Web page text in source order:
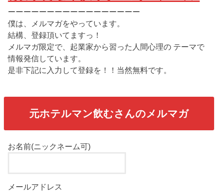
ーーーーーーーーーーーーーーーーー
僕は、メルマガをやっています。
結構、登録頂いてますっ！
メルマガ限定で、起業家から習った人間心理の テーマで
情報発信しています。
是非下記に入力して登録を！！当然無料です。
元ホテルマン飲むさんのメルマガ
お名前(ニックネーム可)
メールアドレス